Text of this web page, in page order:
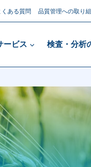
くある質問 品質管理への取り
ービス 検査・分析